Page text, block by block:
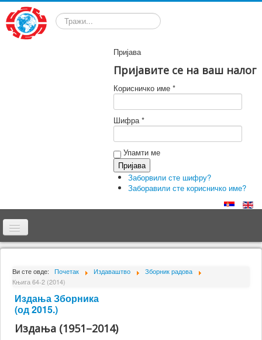
Пријава
Пријавите се на ваш налог
Корисничко име *
Шифра *
Упамти ме
Заборвили сте шифру?
Заборавили сте корисничко име?
Почетна
О Институту
Сарадници
Пројекти
Издаваштво
Ви сте овде: Почетак Издаваштво
Зборник радова
Књига 64-2 (2014)
Издања Зборника
(од 2015.)
Издања (1951–2014)